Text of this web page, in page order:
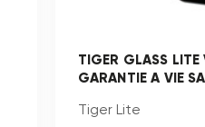
TIGER GLASS LITE
GARANTIE A VIE
Tiger Lite